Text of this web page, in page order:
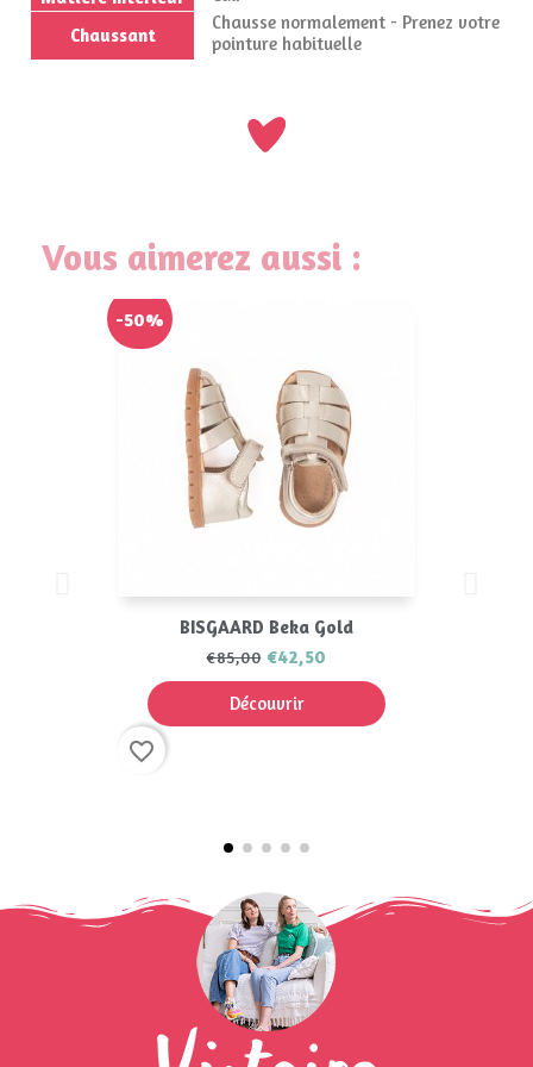
Chaussant
Chausse normalement - Prenez votre
pointure habituelle
Vous aimerez aussi :
BISGAARD Beka Gold
€85,00 €42,50
Découvrir
-50%
favorite_border